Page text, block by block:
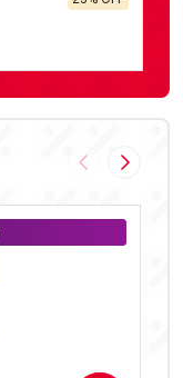
FECHAR
FECHAR
Imagem